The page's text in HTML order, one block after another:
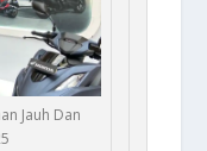
Jauh Dan